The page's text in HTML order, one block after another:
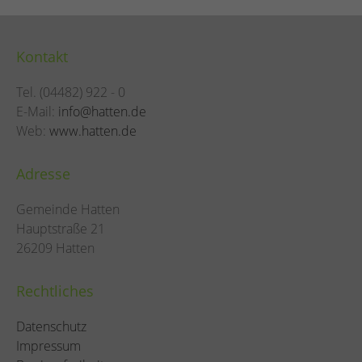
Kontakt
Tel. (04482) 922 - 0
E-Mail: info@hatten.de
Web: www.hatten.de
Adresse
Gemeinde Hatten
Hauptstraße 21
26209 Hatten
Rechtliches
Datenschutz
Impressum